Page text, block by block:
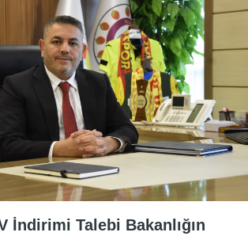
İndirimi Talebi Bakanlığın